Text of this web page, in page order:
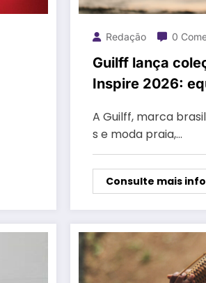
Redação 0
Guilff lança
Inspire 2026:
A Guilff, marca
s e moda praia,…
Consulte mais